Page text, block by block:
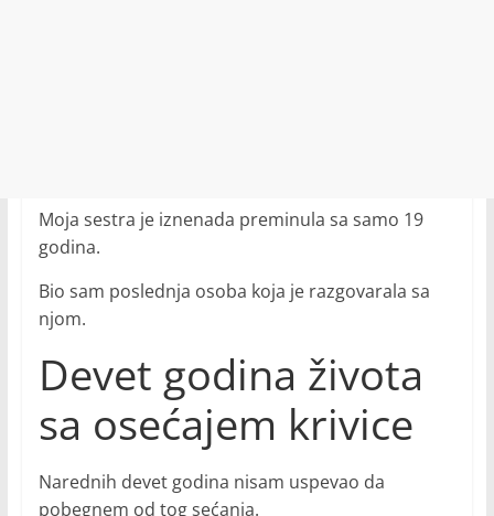
Moja sestra je iznenada preminula sa samo 19
godina.
Bio sam poslednja osoba koja je razgovarala sa
njom.
Devet godina života
sa osećajem krivice
Narednih devet godina nisam uspevao da
pobegnem od tog sećanja.